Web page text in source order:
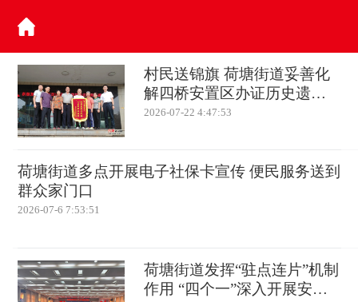
村民送锦旗 荷塘街道妥善化
解四桥安置区办证历史遗留
问题
2026-07-22 4:47:53
荷塘街道多点开展电子社保卡宣传 便民服务送到
群众家门口
2026-07-6 7:53:51
荷塘街道发挥“驻点连片”机制
作用 “四个一”深入开展安全